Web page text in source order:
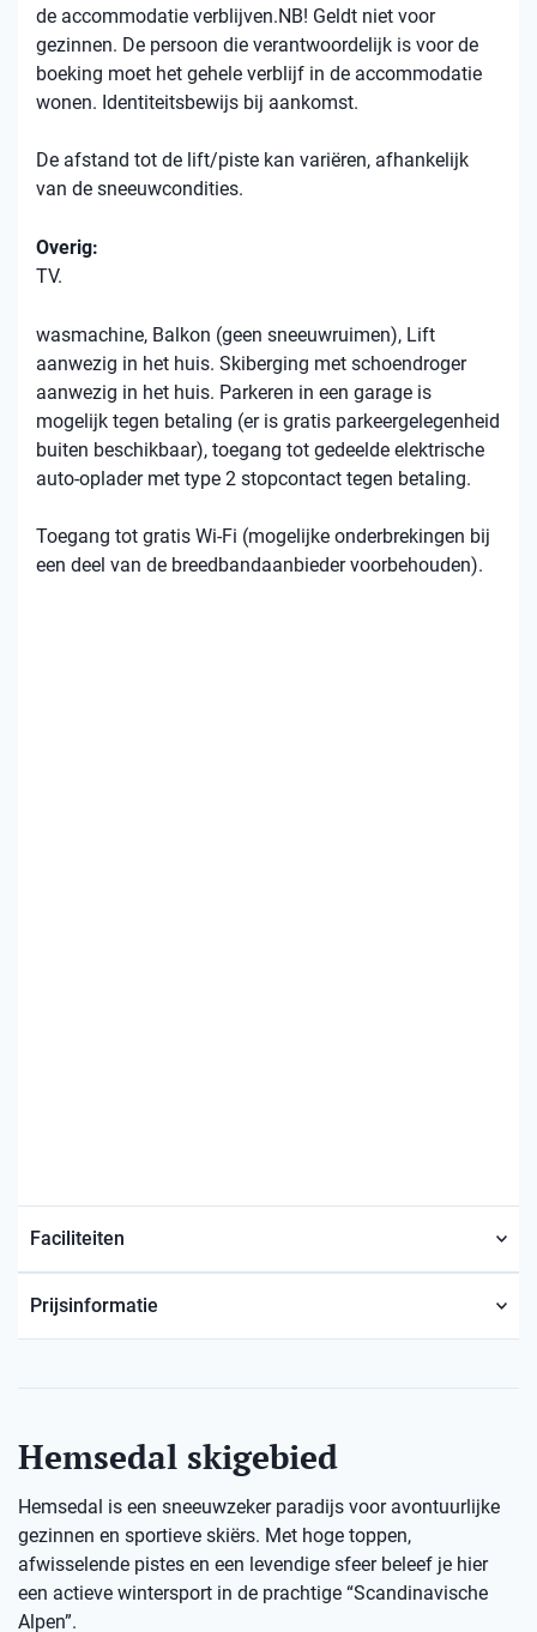
de accommodatie verblijven.NB! Geldt niet voor
gezinnen. De persoon die verantwoordelijk is voor de
boeking moet het gehele verblijf in de accommodatie
wonen. Identiteitsbewijs bij aankomst.
De afstand tot de lift/piste kan variëren, afhankelijk
van de sneeuwcondities.
Overig:
TV.
wasmachine, Balkon (geen sneeuwruimen), Lift
aanwezig in het huis. Skiberging met schoendroger
aanwezig in het huis. Parkeren in een garage is
mogelijk tegen betaling (er is gratis parkeergelegenheid
buiten beschikbaar), toegang tot gedeelde elektrische
auto-oplader met type 2 stopcontact tegen betaling.
Toegang tot gratis Wi-Fi (mogelijke onderbrekingen bij
een deel van de breedbandaanbieder voorbehouden).
Faciliteiten
Prijsinformatie
Hemsedal skigebied
Hemsedal is een sneeuwzeker paradijs voor avontuurlijke
gezinnen en sportieve skiërs. Met hoge toppen,
afwisselende pistes en een levendige sfeer beleef je hier
een actieve wintersport in de prachtige “Scandinavische
Alpen”.